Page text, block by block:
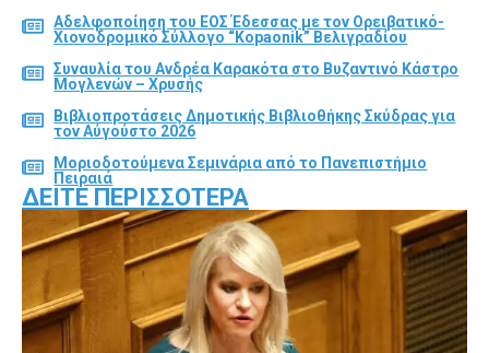
Αδελφοποίηση του ΕΟΣ Έδεσσας με τον Ορειβατικό-
Χιονοδρομικό Σύλλογο “Kopaonik” Βελιγραδίου
Συναυλία του Ανδρέα Καρακότα στο Βυζαντινό Κάστρο
Μογλενών – Χρυσής
Βιβλιοπροτάσεις Δημοτικής Βιβλιοθήκης Σκύδρας για
τον Αύγούστο 2026
Μοριοδοτούμενα Σεμινάρια από το Πανεπιστήμιο
Πειραιά
ΔΕΊΤΕ ΠΕΡΙΣΣΌΤΕΡΑ